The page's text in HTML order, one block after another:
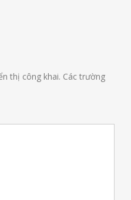
thị công khai. Các trường